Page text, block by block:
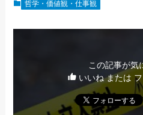
哲学・価値観・仕事観
この記事が気
いいね または